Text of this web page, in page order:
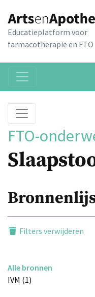
Educatieplatform voor
farmacotherapie en FTO
FTO-
Filters verwijderen
Alle bronnen
IVM (1)